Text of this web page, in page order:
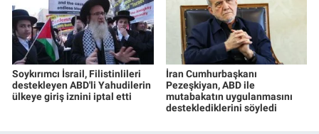
Soykırımcı İsrail, Filistinlileri
destekleyen ABD'li Yahudilerin
ülkeye giriş iznini iptal etti
İran Cumhurbaşkanı
Pezeşkiyan, ABD ile
mutabakatın uygulanmasını
desteklediklerini söyledi